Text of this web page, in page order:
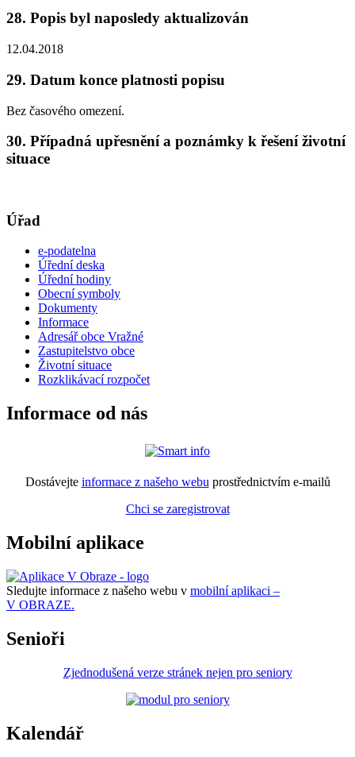
28. Popis byl naposledy aktualizován
12.04.2018
29. Datum konce platnosti popisu
Bez časového omezení.
30. Případná upřesnění a poznámky k řešení životní
situace
Úřad
e-podatelna
Úřední deska
Úřední hodiny
Obecní symboly
Dokumenty
Informace
Adresář obce Vražné
Zastupitelstvo obce
Životní situace
Rozklikávací rozpočet
Informace od nás
Dostávejte informace z našeho webu prostřednictvím e-mailů
Chci se zaregistrovat
Mobilní aplikace
Sledujte informace z našeho webu v mobilní aplikaci –
V OBRAZE.
Senioři
Zjednodušená verze stránek nejen pro seniory
Kalendář